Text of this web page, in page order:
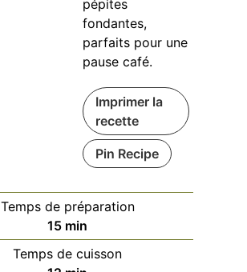
pépites
fondantes,
parfaits pour une
pause café.
Imprimer la
recette
Pin Recipe
Temps de préparation
15minutes
min
Temps de cuisson